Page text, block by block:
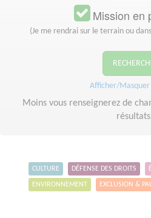
Mission en
(Je me rendrai sur le terrain ou
Afficher/Masquer
Moins vous renseignerez de
CULTURE DÉFENSE DES DROITS
ENVIRONNEMENT EXCLUSION &